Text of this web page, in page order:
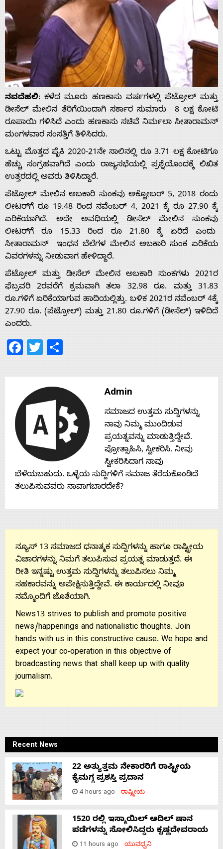
Home
About
Us
Advertise
With
s
Contact
Us
ನವದೆಹಲಿ: ಕಳೆದ ಮೂರು ಹಣಕಾಸು ವರ್ಷಗಳಲ್ಲಿ ಪೆಟ್ರೋಲ್ ಮತ್ತು
ಡೀಸೆಲ್ ಮೇಲಿನ ತೆರಿಗೆಯಿಂದಾಗಿ ಸರ್ಕಾರ ಸುಮಾರು 8 ಲಕ್ಷ ಕೋಟಿ
ರೂಪಾಯಿ ಗಳಿಸಿದೆ ಎಂದು ಹಣಕಾಸು ಸಚಿವೆ ನಿರ್ಮಲಾ ಸೀತಾರಾಮನ್
ಮಂಗಳವಾರ ಸಂಸತ್ತಿಗೆ ತಿಳಿಸಿದರು.
ಒಟ್ಟು ಮೊತ್ತದ ಪೈಕಿ 2020-21ನೇ ಸಾಲಿನಲ್ಲಿ ರೂ 3.71 ಲಕ್ಷ ಕೋಟಿಗೂ
ಹೆಚ್ಚು ಸಂಗ್ರಹವಾಗಿದೆ ಎಂದು ರಾಜ್ಯಸಭೆಯಲ್ಲಿ ಪ್ರಶ್ನೆಯೊಂದಕ್ಕೆ ಲಿಖಿತ
ಉತ್ತರದಲ್ಲಿ ಅವರು ತಿಳಿಸಿದ್ದಾರೆ.
ಪೆಟ್ರೋಲ್ ಮೇಲಿನ ಅಬಕಾರಿ ಸುಂಕವು ಅಕ್ಟೋಬರ್ 5, 2018 ರಂದು
ಲೀಟರ್‌ಗೆ ರೂ 19.48 ರಿಂದ ನವೆಂಬರ್ 4, 2021 ಕ್ಕೆ ರೂ 27.90 ಕ್ಕೆ
ಏರಿಕೆಯಾಗಿದೆ. ಅದೇ ಅವಧಿಯಲ್ಲಿ ಡೀಸೆಲ್ ಮೇಲಿನ ಸುಂಕವು
ಲೀಟರ್‌ಗೆ ರೂ 15.33 ರಿಂದ ರೂ 21.80 ಕ್ಕೆ ಏರಿದೆ ಎಂದು
ಸೀತಾರಾಮನ್ ಇಂಧನ ಬೆಲೆಗಳ ಮೇಲಿನ ಅಬಕಾರಿ ಸುಂಕ ಏರಿಕೆಯ
ವಿವರಗಳನ್ನು ನೀಡುವಾಗ ಹೇಳಿದ್ದಾರೆ.
ಪೆಟ್ರೋಲ್ ಮತ್ತು ಡೀಸೆಲ್ ಮೇಲಿನ ಅಬಕಾರಿ ಸುಂಕಗಳು 2021ರ
ಫೆಬ್ರವರಿ 2ರವರೆಗೆ ಕ್ರಮವಾಗಿ ತಲಾ 32.98 ರೂ. ಮತ್ತು 31.83
ರೂ.ಗಳಿಗೆ ಏರಿಕೆಯಾಗುವ ಹಾದಿಯಲ್ಲಿತ್ತು. ಬಳಿಕ 2021ರ ನವೆಂಬರ್ 4ಕ್ಕೆ
27.90 ರೂ. (ಪೆಟ್ರೋಲ್) ಮತ್ತು 21.80 ರೂ.ಗಳಿಗೆ (ಡೀಸೆಲ್) ಇಳಿದಿದೆ
ಎಂದರು.
Facebook
Twitter
Admin
ಸಮಾಜದ ಉತ್ತಮ ಸುದ್ದಿಗಳನ್ನು
ನಾವು ನಿಮ್ಮ ಮುಂದಿಡುವ
ಪ್ರಯತ್ನವನ್ನು ಮಾಡುತ್ತಿದ್ದೇವೆ.
ಪ್ರೋತ್ಸಾಹಿಸಿ, ಸ್ವೀಕರಿಸಿ. ನೀವು
ಸ್ವೀಕರಿಸಿದಾಗ ನಾವು
ಬೆಳೆಯಬಹುದು. ಒಳ್ಳೆಯ ಸುದ್ದಿಗಳಿಗೆ ಸಮಾಜ ತೆರೆದುಕೊಂಡಿದೆ
ತಲುಪಿಸುವವರು ನಾವಾಗಬಾರದೇಕೆ?
ನ್ಯೂಸ್ 13 ಸಮಾಜದ ಧನಾತ್ಮಕ ಸುದ್ದಿಗಳನ್ನು ಹಾಗೂ ರಾಷ್ಟ್ರೀಯ
ವಿಚಾರಗಳನ್ನು ನಿಮಗೆ ತಲುಪಿಸುವ ಪ್ರಯತ್ನ ಮಾಡುತ್ತದೆ. ಈ
ರೀತಿ ಇನ್ನಷ್ಟು ಉತ್ತಮ ಸುದ್ದಿಗಳನ್ನು ತಲುಪಿಸಲು ನಿಮ್ಮ
ಸಹಕಾರವನ್ನು ಅಪೇಕ್ಷಿಸುತ್ತಿದ್ದೇವೆ. ಈ ಕಾರ್ಯದಲ್ಲಿ ನೀವೂ
ನಮ್ಮೊಂದಿಗೆ ಜೊತೆಯಾಗಿ.
News13 strives to publish and promote positive
news/happenings and nationalistic thoughts. Join
hands with us in this constructive cause. We hope and
expect your co-operation in this objective of
broadcasting news that shall keep up with quality
journalism.
Recent News
22 ಅತ್ಯುತ್ತಮ ನೇಕಾರರಿಗೆ ರಾಷ್ಟ್ರೀಯ
ಕೈಮಗ್ಗ ಪ್ರಶಸ್ತಿ ಪ್ರದಾನ
4 hours ago ರಾಷ್ಟ್ರೀಯ
1520 ರಲ್ಲಿ ಇಸ್ಮಾಯಿಲ್ ಆದಿಲ್ ಷಾನ
ಪಡೆಗಳನ್ನು ಸೋಲಿಸಿದ್ದರು ಕೃಷ್ಣದೇವರಾಯ
11 hours ago ಯುವಧ್ವನಿ